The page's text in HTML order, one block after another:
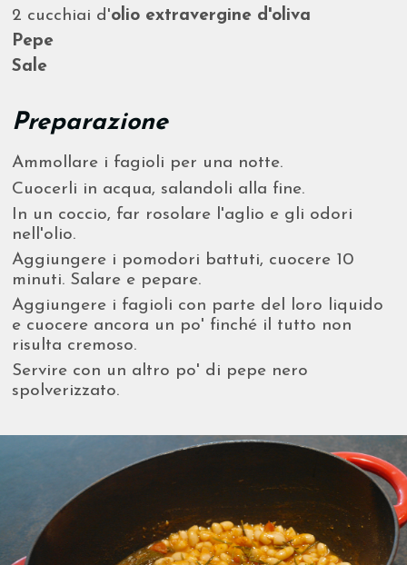
2 cucchiai d'olio extravergine d'oliva
Pepe
Sale
Preparazione
Ammollare i fagioli per una notte.
Cuocerli in acqua, salandoli alla fine.
In un coccio, far rosolare l'aglio e gli odori
nell'olio.
Aggiungere i pomodori battuti, cuocere 10
minuti. Salare e pepare.
Aggiungere i fagioli con parte del loro liquido
e cuocere ancora un po' finché il tutto non
risulta cremoso.
Servire con un altro po' di pepe nero
spolverizzato.